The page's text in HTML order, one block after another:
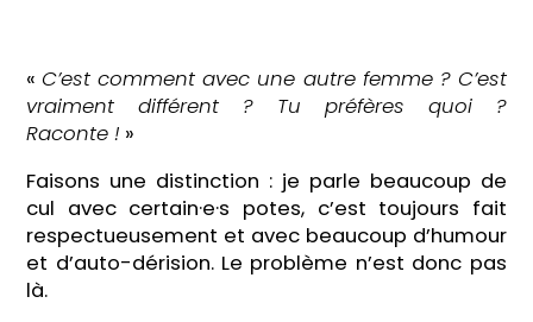
«C’est comment avec une autre femme ? C’est
vraiment différent ? Tu préfères quoi ?
Raconte ! »
Faisons une distinction : je parle beaucoup de
cul avec certain·e·s potes, c’est toujours fait
respectueusement et avec beaucoup d’humour
et d’auto-dérision. Le problème n’est donc pas
là.